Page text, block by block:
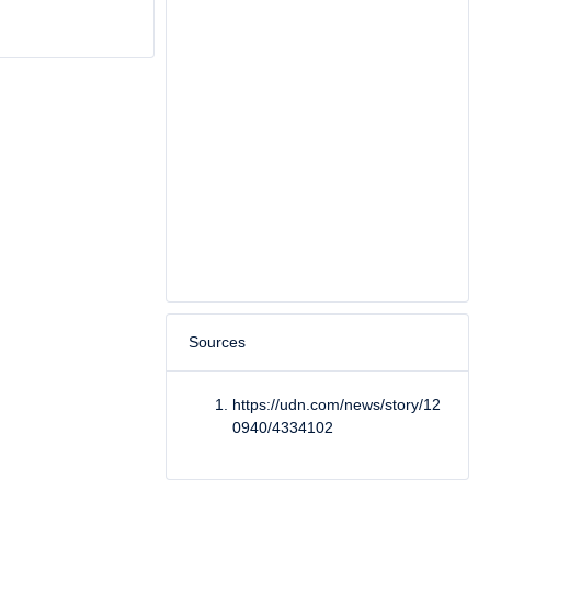
Sources
https://udn.com/news/story/12
0940/4334102